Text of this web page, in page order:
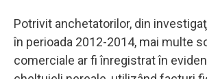
Potrivit anchetatorilor, din
în perioada 2012-2014, mai multe
comerciale ar fi înregistrat în